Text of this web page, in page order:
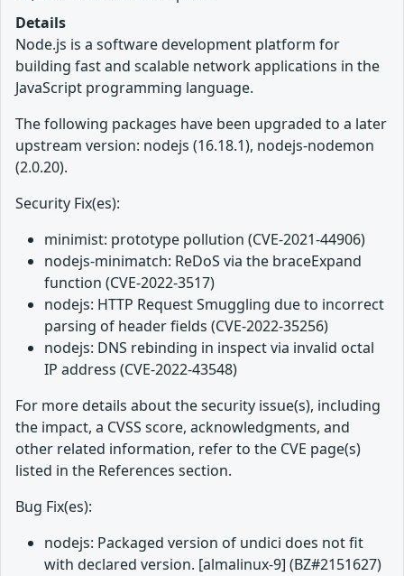
Details
Node.js is a software development platform for
building fast and scalable network applications in the
JavaScript programming language.
The following packages have been upgraded to a later
upstream version: nodejs (16.18.1), nodejs-nodemon
(2.0.20).
Security Fix(es):
minimist: prototype pollution (CVE-2021-44906)
nodejs-minimatch: ReDoS via the braceExpand
function (CVE-2022-3517)
nodejs: HTTP Request Smuggling due to incorrect
parsing of header fields (CVE-2022-35256)
nodejs: DNS rebinding in inspect via invalid octal
IP address (CVE-2022-43548)
For more details about the security issue(s), including
the impact, a CVSS score, acknowledgments, and
other related information, refer to the CVE page(s)
listed in the References section.
Bug Fix(es):
nodejs: Packaged version of undici does not fit
with declared version. [almalinux-9] (BZ#2151627)